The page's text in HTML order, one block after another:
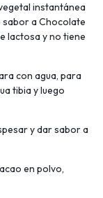
instantánea
sabor a Chocolate
lactosa y no tiene
con agua, para
tibia y luego
y dar sabor a
en polvo,